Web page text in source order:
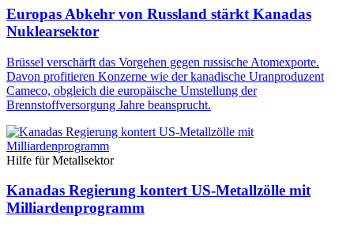
Europas Abkehr von Russland stärkt Kanadas
Nuklearsektor
Brüssel verschärft das Vorgehen gegen russische Atomexporte.
Davon profitieren Konzerne wie der kanadische Uranproduzent
Cameco, obgleich die europäische Umstellung der
Brennstoffversorgung Jahre beansprucht.
Hilfe für Metallsektor
Kanadas Regierung kontert US-Metallzölle mit
Milliardenprogramm